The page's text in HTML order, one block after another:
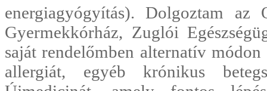
energiagyógyítás). Dolgoztam az
Gyermekkórház, Zuglói
saját rendelőmben alternatív
allergiát, egyéb krónikus